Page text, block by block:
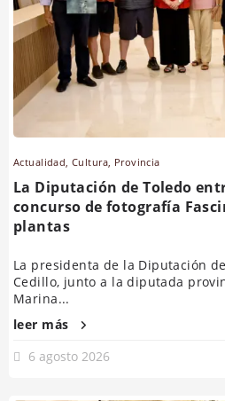
Actualidad,Cultura, Provincia
La Diputación de Toledo
concurso de fotografía
plantas
La presidenta de la Diputación
Cedillo, junto a la diputada
Marina...
leer más
6 agosto 2026